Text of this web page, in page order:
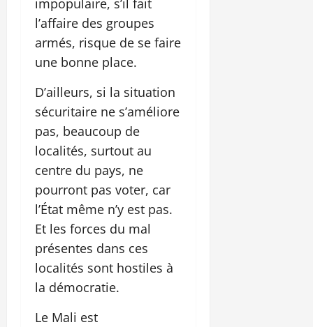
l’affaire des groupes
armés, risque de se faire
une bonne place.
D’ailleurs, si la situation
sécuritaire ne s’améliore
pas, beaucoup de
localités, surtout au
centre du pays, ne
pourront pas voter, car
l’État même n’y est pas.
Et les forces du mal
présentes dans ces
localités sont hostiles à
la démocratie.
Le Mali est